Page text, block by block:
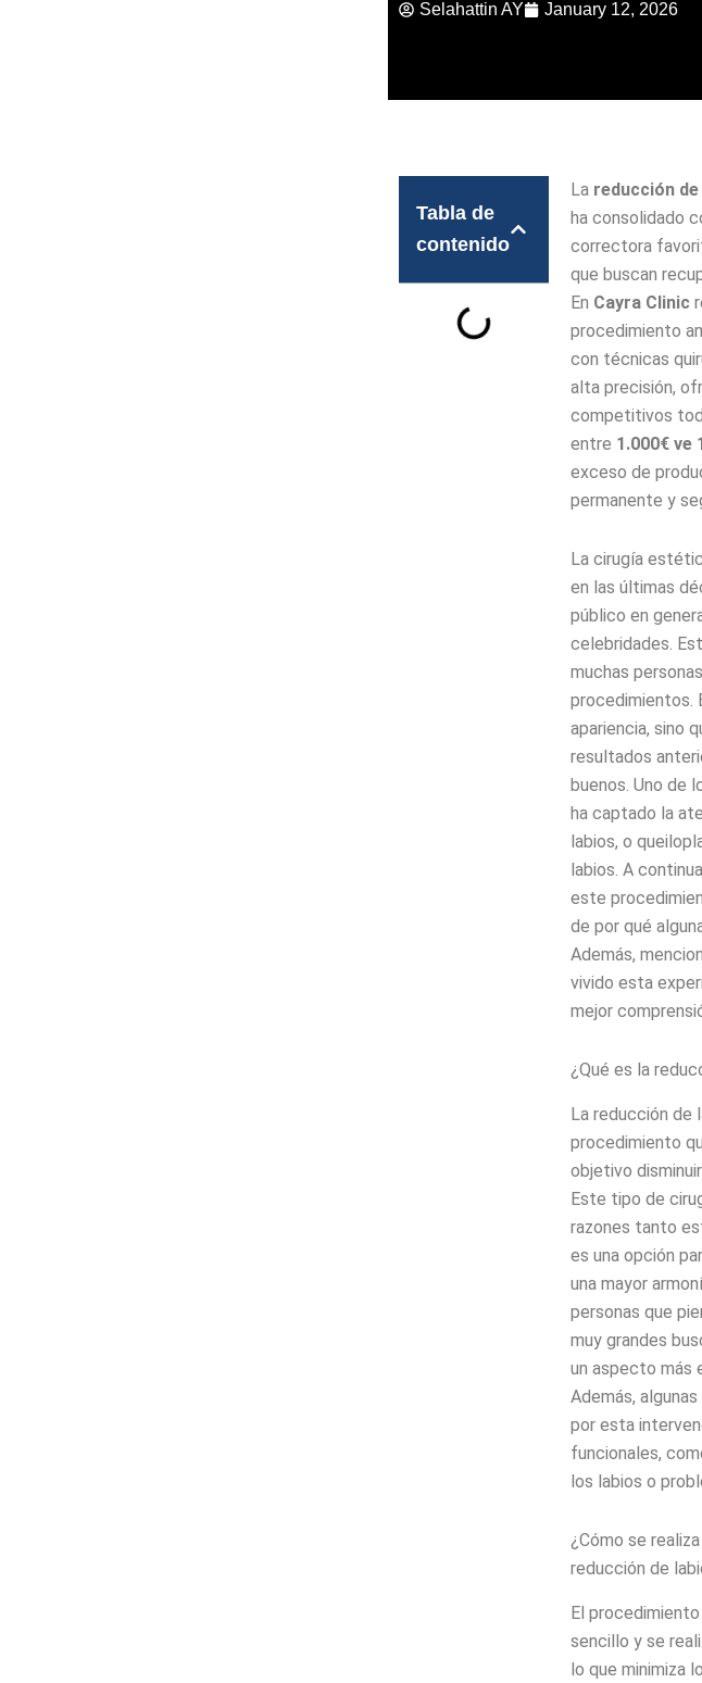
Selahattin AY January 12, 2026
Tabla de
contenido
La reducción
ha consolidado
correctora
que buscan
En Cayra Clinic
procedimiento
con técnicas
alta precisión,
competitivos
entre 1.000€ ve
exceso de
permanente y
La cirugía
en las últimas
público en
celebridades.
muchas
procedimientos.
apariencia, sino
resultados
buenos. Uno de
ha captado la
labios, o
labios. A
este
de por qué
Además,
vivido esta
mejor
¿Qué es la
La reducción de
procedimiento
objetivo
Este tipo de
razones tanto
es una opción
una mayor
personas que
muy grandes
un aspecto más
Además,
por esta
funcionales,
los labios o
¿Cómo se
reducción de
El
sencillo y se
lo que minimiza